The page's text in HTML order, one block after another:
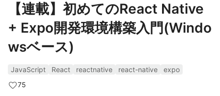
【連載】初めてのReact Native
+ Expo開発環境構築入門(Windo
wsベース)
JavaScript React reactnative react-native
expo
75